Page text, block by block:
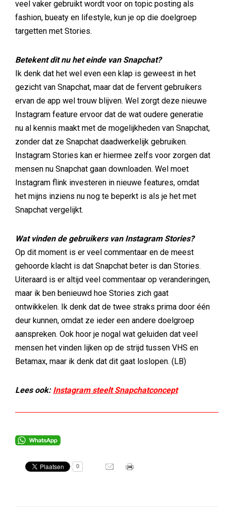
veel vaker gebruikt wordt voor on topic posting als
fashion, bueaty en lifestyle, kun je op die doelgroep
targetten met Stories.
Betekent dit nu het einde van Snapchat?
Ik denk dat het wel even een klap is geweest in het
gezicht van Snapchat, maar dat de fervent gebruikers
ervan de app wel trouw blijven. Wel zorgt deze nieuwe
Instagram feature ervoor dat de wat oudere generatie
nu al kennis maakt met de mogelijkheden van Snapchat,
zonder dat ze Snapchat daadwerkelijk gebruiken.
Instagram Stories kan er hiermee zelfs voor zorgen dat
mensen nu Snapchat gaan downloaden. Wel moet
Instagram flink investeren in nieuwe features, omdat
het mijns inziens nu nog te beperkt is als je het met
Snapchat vergelijkt.
Wat vinden de gebruikers van Instagram Stories?
Op dit moment is er veel commentaar en de meest
gehoorde klacht is dat Snapchat beter is dan Stories.
Uiteraard is er altijd veel commentaar op veranderingen,
maar ik ben benieuwd hoe Stories zich gaat
ontwikkelen. Ik denk dat de twee straks prima door één
deur kunnen, omdat ze ieder een andere doelgroep
aanspreken. Ook hoor je nogal wat geluiden dat veel
mensen het vinden lijken op de strijd tussen VHS en
Betamax, maar ik denk dat dit gaat loslopen. (LB)
Lees ook: Instagram steelt Snapchatconcept
0